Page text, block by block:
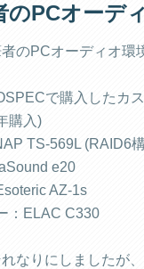
のPCオーデ
のPCオーディオ環
で購入したカ
購入)
TS-569L (RAID6
e20
AZ-1s
：ELAC C330
なりにしましたが